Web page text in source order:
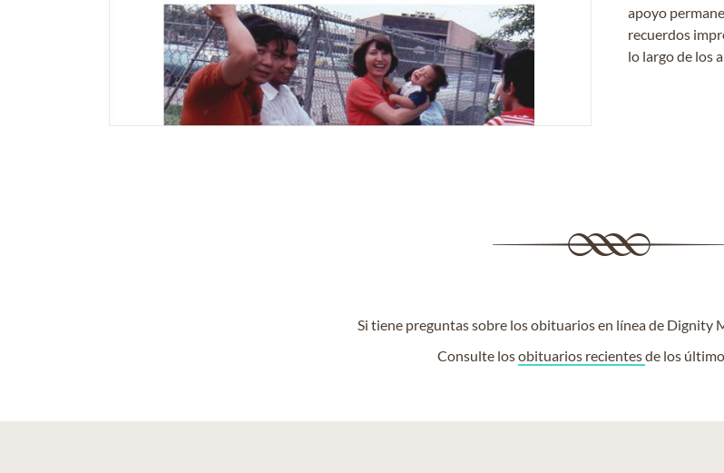
apoyo
recuerdos
lo largo de los
Si tiene preguntas sobre los obituarios en línea de Dignity
Consulte losobituarios recientesde los